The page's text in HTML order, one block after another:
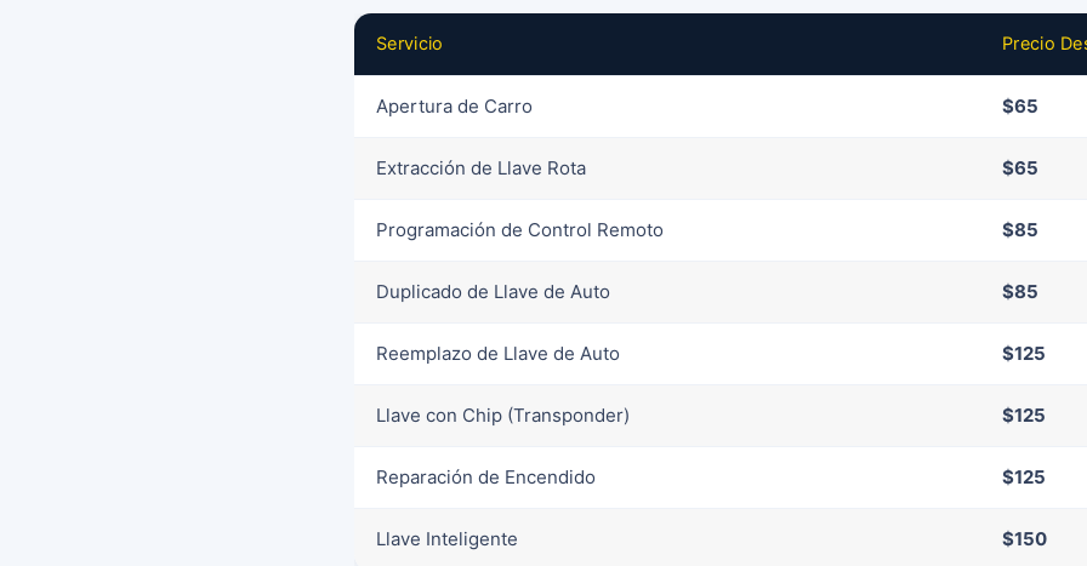
Servicio Precio
Apertura de Carro $65
Extracción de Llave Rota $65
Programación de Control Remoto $85
Duplicado de Llave de Auto $85
Reemplazo de Llave de Auto $125
Llave con Chip (Transponder) $125
Reparación de Encendido $125
Llave Inteligente $150